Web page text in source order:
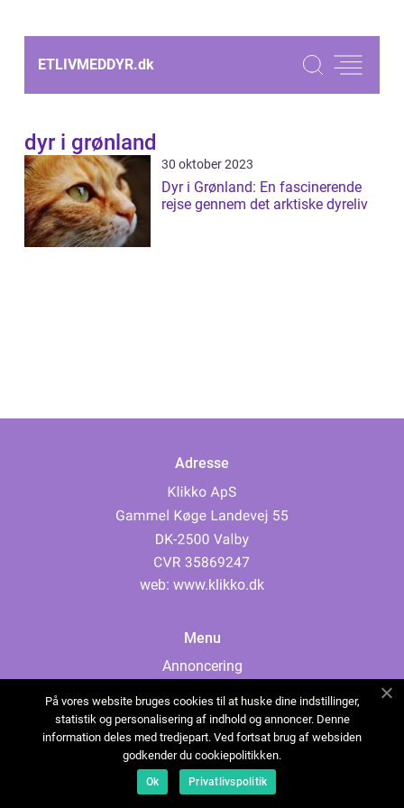
ETLIVMEDDYR.dk
dyr i grønland
30 oktober 2023
Dyr i Grønland: En fascinerende
rejse gennem det arktiske dyreliv
Adresse
web: www.klikko.dk
Menu
Annoncering
Cookies
Kontakt os
Sitemap
På vores website bruges cookies til at huske dine indstillinger,
statistik og personalisering af indhold og annoncer. Denne
information deles med tredjepart. Ved fortsat brug af websiden
godkender du cookiepolitikken.
Ok Privatlivspolitik